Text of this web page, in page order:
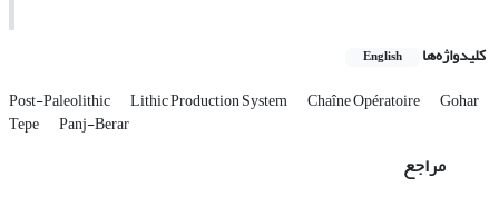
کلیدواژه‌ها English
Post-Paleolithic Lithic Production System Chaîne Opératoire Gohar
Tepe Panj-Berar
مراجع